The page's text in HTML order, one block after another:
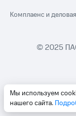
Мы используем
нашего сайта.
Комплаенс и
© 2025